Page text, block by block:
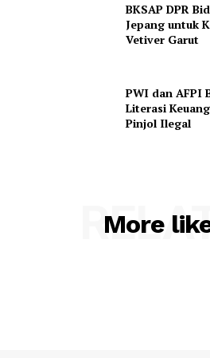
BKSAP DPR
Jepang untuk
Vetiver Garut
PWI dan AFPI
Literasi
Pinjol Ilegal
More